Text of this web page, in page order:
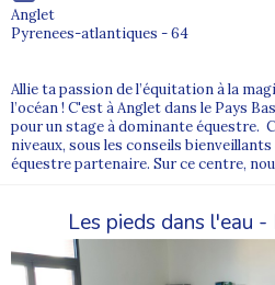
Anglet
Pyrenees-atlantiques - 64
Allie ta passion de l’équitation à la
l’océan ! C'est à Anglet dans le Pays
pour un stage à dominante équestre.
niveaux, sous les conseils
équestre partenaire. Sur ce centre,
Les pieds dans l'eau